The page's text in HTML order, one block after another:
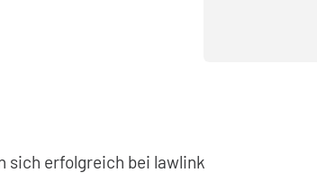
sich erfolgreich bei lawlink